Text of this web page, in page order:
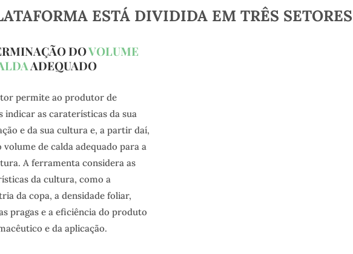
ESTÁ DIVIDIDA EM TRÊS SETORES
DOVOLUME
ADEQUADO
permite ao produtor de
indicar as caraterísticas da sua
e da sua cultura e, a partir daí,
volume de calda adequado para a
A ferramenta considera as
da cultura, como a
da copa, a densidade foliar,
pragas e a eficiência do produto
e da aplicação.